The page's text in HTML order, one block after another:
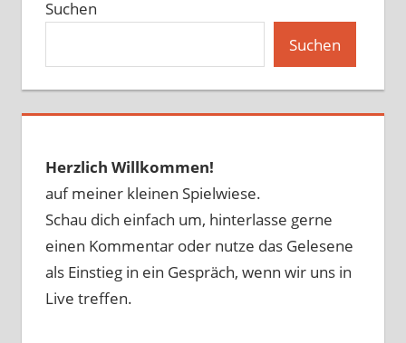
Suchen
Suchen
Herzlich Willkommen!
auf meiner kleinen Spielwiese.
Schau dich einfach um, hinterlasse gerne
einen Kommentar oder nutze das Gelesene
als Einstieg in ein Gespräch, wenn wir uns in
Live treffen.